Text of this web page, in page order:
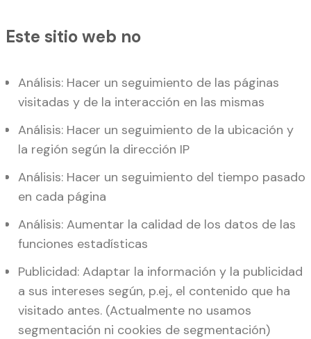
Este sitio web no
Análisis: Hacer un seguimiento de las páginas
visitadas y de la interacción en las mismas
Análisis: Hacer un seguimiento de la ubicación y
la región según la dirección IP
Análisis: Hacer un seguimiento del tiempo pasado
en cada página
Análisis: Aumentar la calidad de los datos de las
funciones estadísticas
Publicidad: Adaptar la información y la publicidad
a sus intereses según, p.ej., el contenido que ha
visitado antes. (Actualmente no usamos
segmentación ni cookies de segmentación)